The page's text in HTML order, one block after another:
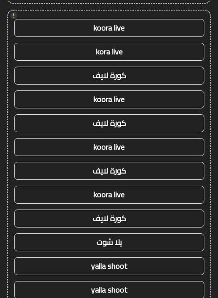
!
koora live
kora live
كورة لايف
koora live
كورة لايف
koora live
كورة لايف
koora live
كورة لايف
يلا شوت
yalla shoot
yalla shoot